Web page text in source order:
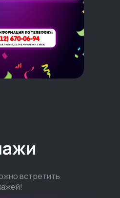
встретить